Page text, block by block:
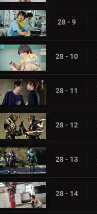
28 - 9
28 - 10
28 - 11
28 - 12
28 - 13
28 - 14